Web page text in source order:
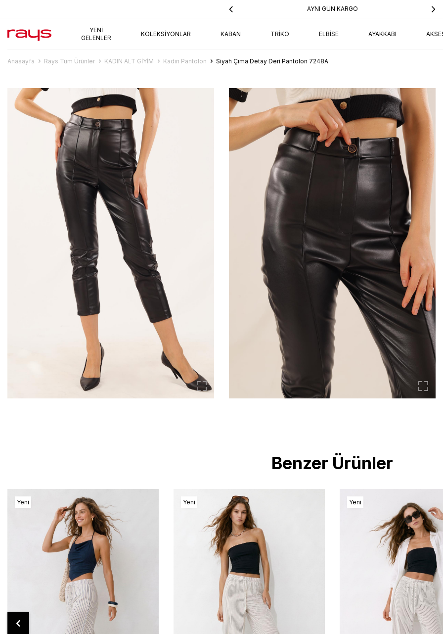
AYNI GÜN KARGO
YENI
GELENLER
KOLEKSIYONLAR KABAN TRIKO ELBISE AYAKKABI
Anasayfa Rays Tüm Ürünler KADIN ALT GİYİM Kadın Pantolon Siyah Çıma Detay Deri Pantolon 7248A
Benzer Ürünler
Yeni Yeni Yeni